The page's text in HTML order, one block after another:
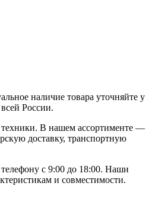
наличие товара уточняйте у
России.
В нашем ассортименте —
доставку, транспортную
с 9:00 до 18:00. Наши
и совместимости.